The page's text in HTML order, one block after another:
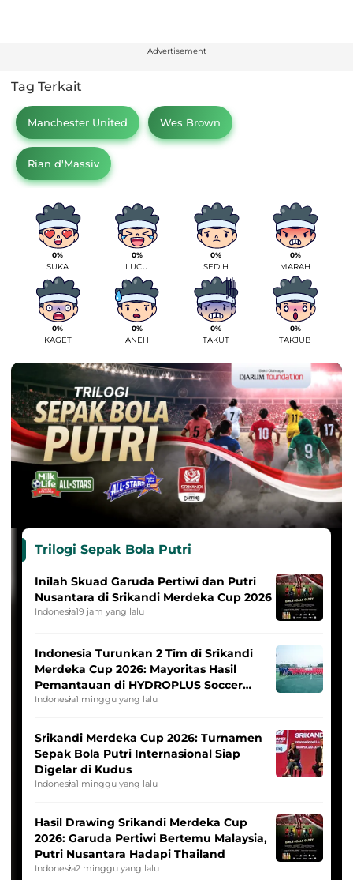
Advertisement
Tag Terkait
Manchester United Wes Brown
Rian d'Massiv
0%
SUKA
0%
LUCU
0%
SEDIH
0%
MARAH
0%
KAGET
0%
ANEH
0%
TAKUT
0%
TAKJUB
Trilogi Sepak Bola Putri
Inilah Skuad Garuda Pertiwi dan Putri
Nusantara di Srikandi Merdeka Cup 2026
Indonesia19 jam yang lalu
Indonesia Turunkan 2 Tim di Srikandi
Merdeka Cup 2026: Mayoritas Hasil
Pemantauan di HYDROPLUS Soccer
League
Indonesia1 minggu yang lalu
Srikandi Merdeka Cup 2026: Turnamen
Sepak Bola Putri Internasional Siap
Digelar di Kudus
Indonesia1 minggu yang lalu
Hasil Drawing Srikandi Merdeka Cup
2026: Garuda Pertiwi Bertemu Malaysia,
Putri Nusantara Hadapi Thailand
Indonesia2 minggu yang lalu